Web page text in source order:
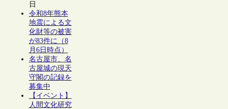
日
令和8年熊本
地震による文
化財等の被害
が83件に（8
月6日時点）
名古屋市、名
古屋城の現天
守閣の記録を
募集中
【イベント】
人間文化研究